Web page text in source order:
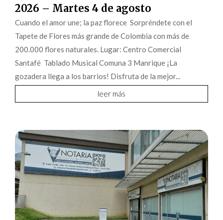
2026 – Martes 4 de agosto
Cuando el amor une; la paz florece Sorpréndete con el
Tapete de Flores más grande de Colombia con más de
200.000 flores naturales. Lugar: Centro Comercial
Santafé Tablado Musical Comuna 3 Manrique ¡La
gozadera llega a los barrios! Disfruta de la mejor...
leer más